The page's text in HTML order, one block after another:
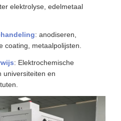
elektrolyse, edelmetaal
: anodiseren,
coating, metaalpolijsten.
: Elektrochemische
universiteiten en